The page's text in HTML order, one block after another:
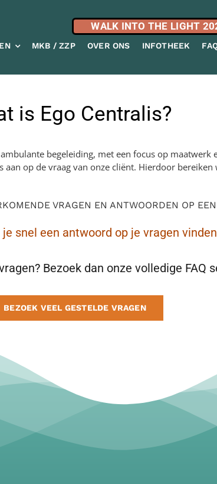
WALK INTO THE LIGHT
MKB / ZZP OVER ONS INFOTHEEK
is Ego Centralis?
begeleiding, met een focus op maatwerk
op de vraag van onze cliënt. Hierdoor
VRAGEN EN ANTWOORDEN OP
snel een antwoord op je vragen vinden
Bezoek dan onze volledige FAQ
BEZOEK VEEL GESTELDE VRAGEN